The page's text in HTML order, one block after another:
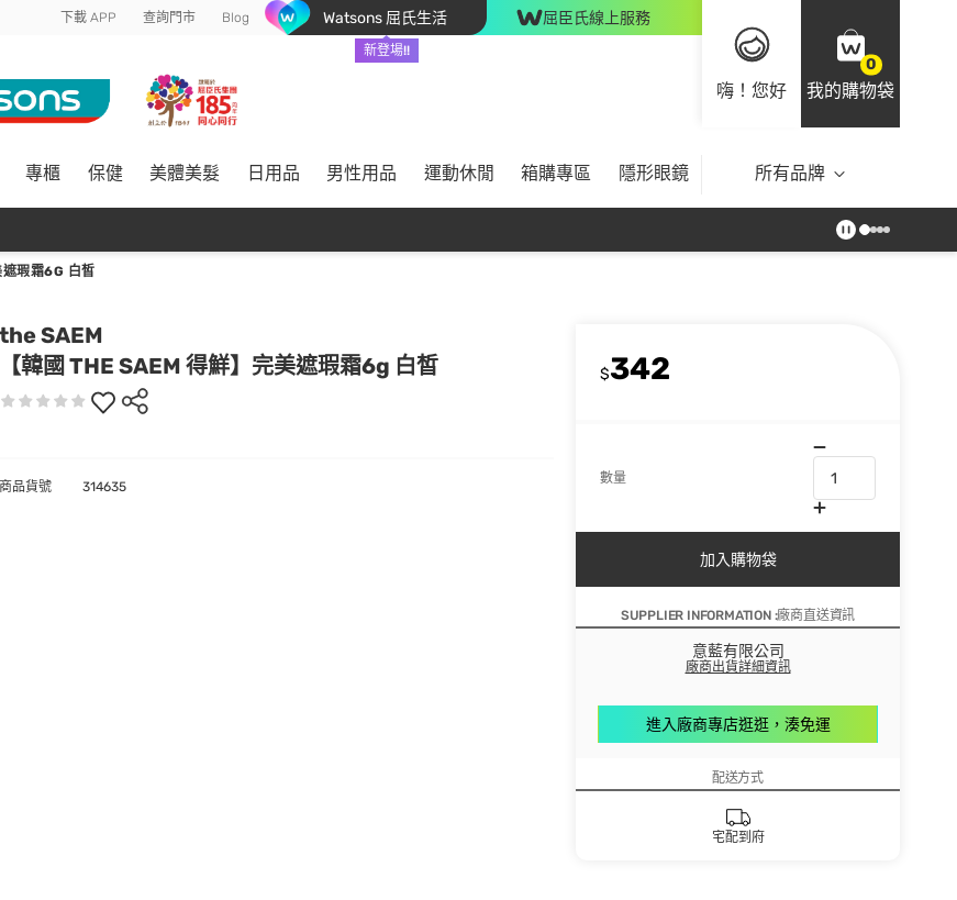
下載 APP 查詢門市 Blog Watsons 屈氏生活
新登場!!
屈臣氏線上服務
嗨！您好
0
我的購物袋
專櫃 保健 美體美髮 日用品 男性用品 運動休閒 箱購專區 隱形眼鏡 所有品牌
遮瑕霜6G 白皙
the SAEM
【韓國 THE SAEM 得鮮】完美遮瑕霜6g 白皙
$342
數量
加入購物袋
SUPPLIER INFORMATION :廠商直送資訊
意藍有限公司
廠商出貨詳細資訊
進入廠商專店逛逛，湊免運
配送方式
宅配到府
商品貨號 314635